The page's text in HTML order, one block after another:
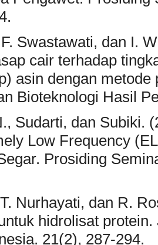
Swastawati, dan I.
cair terhadap
asin dengan
Bioteknologi Hasil
Sudarti, dan Subiki.
Low Frequency
Prosiding
Nurhayati, dan R.
hidrolisat
21(2), 287-294.